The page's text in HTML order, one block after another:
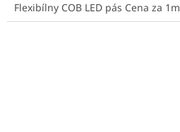
Flexibílny COB LED pás Cena za 1m